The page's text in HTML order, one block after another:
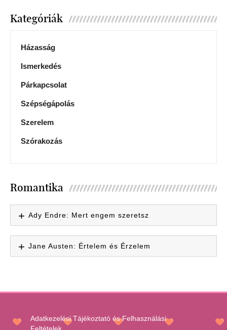
Kategóriák
Házasság
Ismerkedés
Párkapcsolat
Szépségápolás
Szerelem
Szórakozás
Romantika
Ady Endre: Mert engem szeretsz
Jane Austen: Értelem és Érzelem
Adatkezelési Tájékoztató és Felhasználási
Feltételek